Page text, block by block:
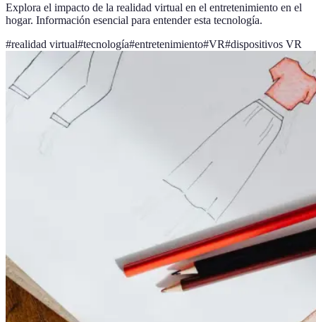
Explora el impacto de la realidad virtual en el entretenimiento en el
hogar. Información esencial para entender esta tecnología.
#realidad virtual#tecnología#entretenimiento#VR#dispositivos VR